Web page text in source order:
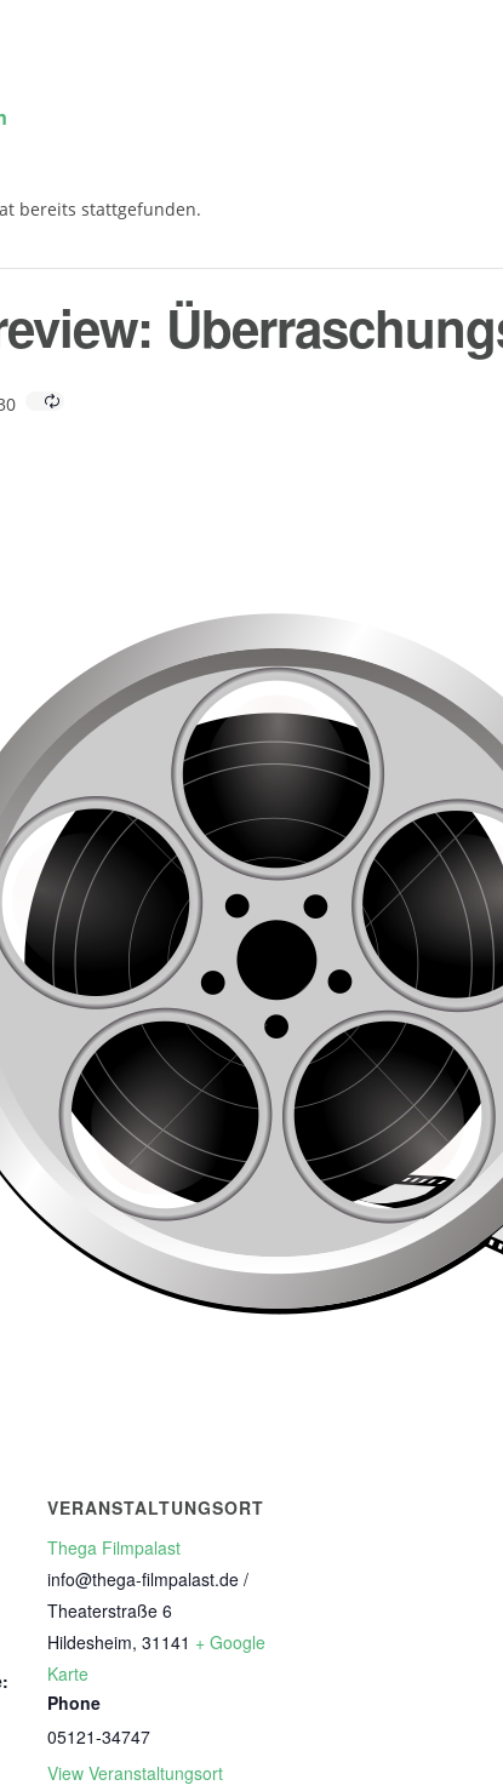
bereits stattgefunden.
VERANSTALTUNGSORT
Thega Filmpalast
info@thega-filmpalast.de /
Theaterstraße 6
Hildesheim, 31141 + Google
Karte
Phone
05121-34747
View Veranstaltungsort